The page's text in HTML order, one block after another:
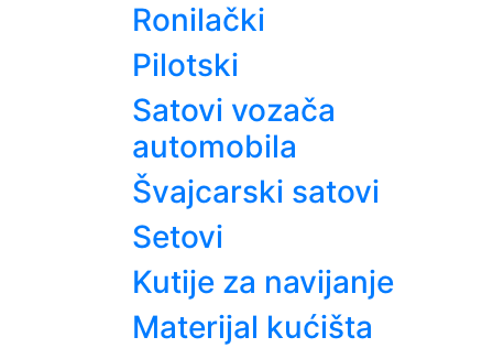
Ronilački
Pilotski
Satovi vozača
automobila
Švajcarski satovi
Setovi
Kutije za navijanje
Materijal kućišta